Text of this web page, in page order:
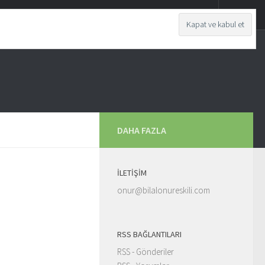
DAHA FAZLA
İLETIŞIM
onur@bilalonureskili.com
RSS BAĞLANTILARI
RSS - Gönderiler